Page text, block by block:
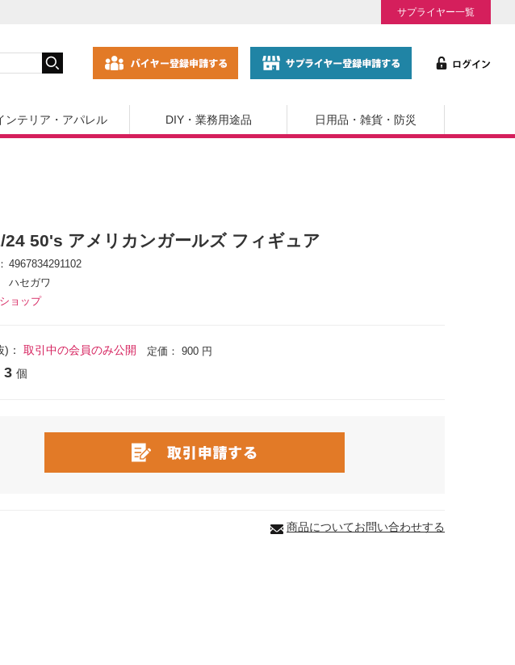
サプライヤー一覧
ンテリア・アパレル DIY・業務用途品 日用品・雑貨・防災
24 50's アメリカンガールズ フィギュア
4967834291102
ハセガワ
ョップ
)： 取引中の会員のみ公開 定価： 900 円
3 個
商品についてお問い合わせする